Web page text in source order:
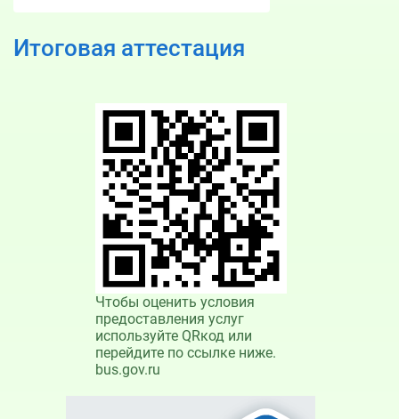
Итоговая аттестация
Чтобы оценить условия
предоставления услуг
используйте QRкод или
перейдите по ссылке ниже.
bus.gov.ru